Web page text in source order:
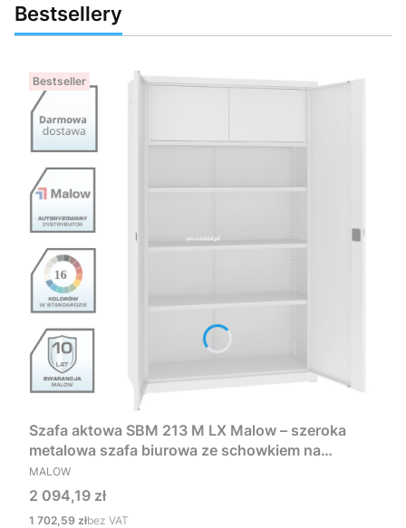
Bestsellery
Bestseller
Szafa aktowa SBM 213 M LX Malow – szeroka
metalowa szafa biurowa ze schowkiem na
dokumenty RODO
PRODUCENT
MALOW
Cena
2 094,19 zł
Cena
1 702,59 złbez VAT